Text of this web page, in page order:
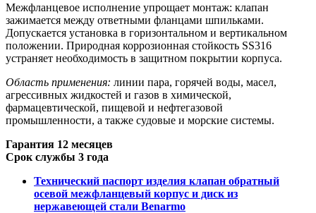
Межфланцевое исполнение упрощает монтаж: клапан
зажимается между ответными фланцами шпильками.
Допускается установка в горизонтальном и вертикальном
положении. Природная коррозионная стойкость SS316
устраняет необходимость в защитном покрытии корпуса.
Область применения: линии пара, горячей воды, масел,
агрессивных жидкостей и газов в химической,
фармацевтической, пищевой и нефтегазовой
промышленности, а также судовые и морские системы.
Гарантия 12 месяцев
Срок службы 3 года
Технический паспорт изделия клапан обратный
осевой межфланцевый корпус и диск из
нержавеющей стали Benarmo